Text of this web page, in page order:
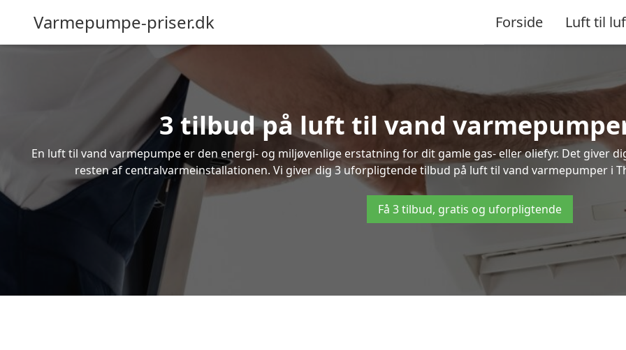
Varmepumpe-priser.dk Forside Luft til
3 tilbud på luft til vand
En luft til vand varmepumpe er den energi- og miljøvenlige erstatning for dit gamle gas- eller oliefyr. Det giver
resten af centralvarmeinstallationen. Vi giver dig 3 uforpligtende tilbud på luft til vand varmepumper i
Få 3 tilbud, gratis og uforpligtende